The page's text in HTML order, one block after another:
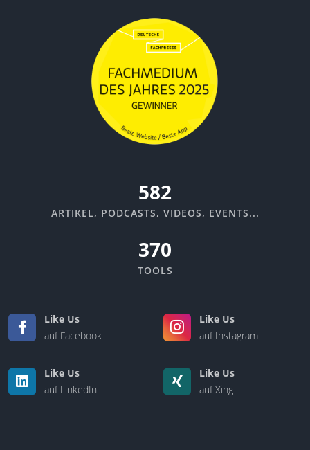
670
ARTIKEL, PODCASTS, VIDEOS, EVENTS...
370
TOOLS
Like Us
auf Facebook
Like Us
auf Instagram
Like Us
auf LinkedIn
Like Us
auf Xing